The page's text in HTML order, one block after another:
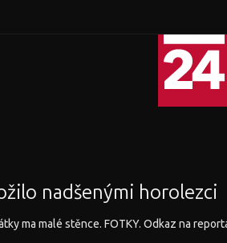
nadšenými horolezci
ma malé stěnce. FOTKY. Odkaz na